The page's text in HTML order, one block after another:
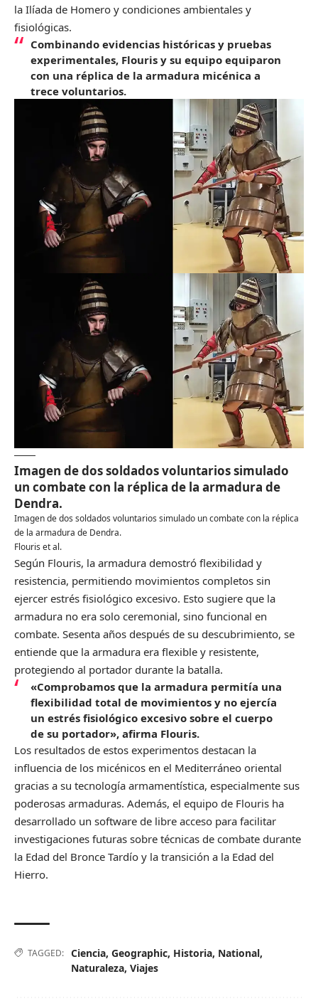
la Ilíada de Homero y condiciones ambientales y
fisiológicas.
Combinando evidencias históricas y pruebas
experimentales, Flouris y su equipo equiparon
con una réplica de la armadura micénica a
trece voluntarios.
Imagen de dos soldados voluntarios simulado
un combate con la réplica de la armadura de
Dendra.
Imagen de dos soldados voluntarios simulado un combate con la réplica
de la armadura de Dendra.
Flouris et al.
Según Flouris, la armadura demostró flexibilidad y
resistencia, permitiendo movimientos completos sin
ejercer estrés fisiológico excesivo. Esto sugiere que la
armadura no era solo ceremonial, sino funcional en
combate. Sesenta años después de su descubrimiento, se
entiende que la armadura era flexible y resistente,
protegiendo al portador durante la batalla.
«Comprobamos que la armadura permitía una
flexibilidad total de movimientos y no ejercía
un estrés fisiológico excesivo sobre el cuerpo
de su portador», afirma Flouris.
Los resultados de estos experimentos destacan la
influencia de los micénicos en el Mediterráneo oriental
gracias a su tecnología armamentística, especialmente sus
poderosas armaduras. Además, el equipo de Flouris ha
desarrollado un software de libre acceso para facilitar
investigaciones futuras sobre técnicas de combate durante
la Edad del Bronce Tardío y la transición a la Edad del
Hierro.
TAGGED: Ciencia, Geographic, Historia, National,
Naturaleza, Viajes